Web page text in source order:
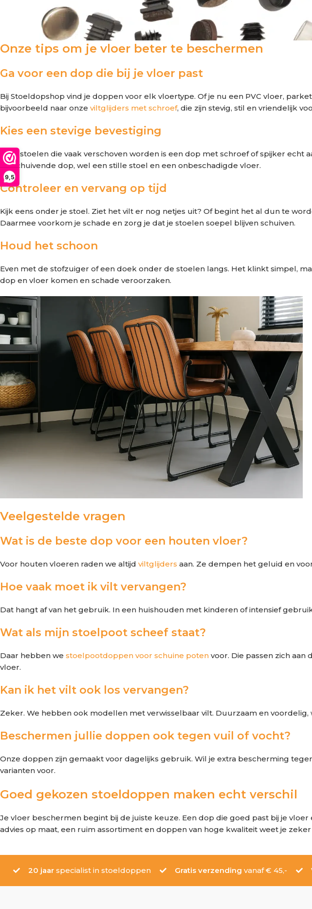
9,5
Onze tips om je vloer beter te beschermen
Ga voor een dop die bij je vloer past
Bij Stoeldopshop vind je doppen voor elk vloertype. Of je nu een PVC vloer,
bijvoorbeeld naar onze viltglijders met schroef, die zijn stevig, stil en vriendelijk
Kies een stevige bevestiging
Voor stoelen die vaak verschoven worden is een dop met schroef of spijker echt
verschuivende dop, wel een stille stoel en een onbeschadigde vloer.
Controleer en vervang op tijd
Kijk eens onder je stoel. Ziet het vilt er nog netjes uit? Of begint het al dun te
Daarmee voorkom je schade en zorg je dat je stoelen soepel blijven schuiven.
Houd het schoon
Even met de stofzuiger of een doek onder de stoelen langs. Het klinkt simpel,
dop en vloer komen en schade veroorzaken.
Veelgestelde vragen
Wat is de beste dop voor een houten vloer?
Voor houten vloeren raden we altijd viltglijders aan. Ze dempen het geluid en
Hoe vaak moet ik vilt vervangen?
Dat hangt af van het gebruik. In een huishouden met kinderen of intensief
Wat als mijn stoelpoot scheef staat?
Daar hebben we stoelpootdoppen voor schuine poten voor. Die passen zich
vloer.
Kan ik het vilt ook los vervangen?
Zeker. We hebben ook modellen met verwisselbaar vilt. Duurzaam en voordelig,
Beschermen jullie doppen ook tegen vuil of vocht?
Onze doppen zijn gemaakt voor dagelijks gebruik. Wil je extra bescherming
varianten voor.
Goed gekozen stoeldoppen maken echt verschil
Je vloer beschermen begint bij de juiste keuze. Een dop die goed past bij je vloer
advies op maat, een ruim assortiment en doppen van hoge kwaliteit weet je
20 jaarspecialist in stoeldoppen Gratis verzending vanaf € 45,-